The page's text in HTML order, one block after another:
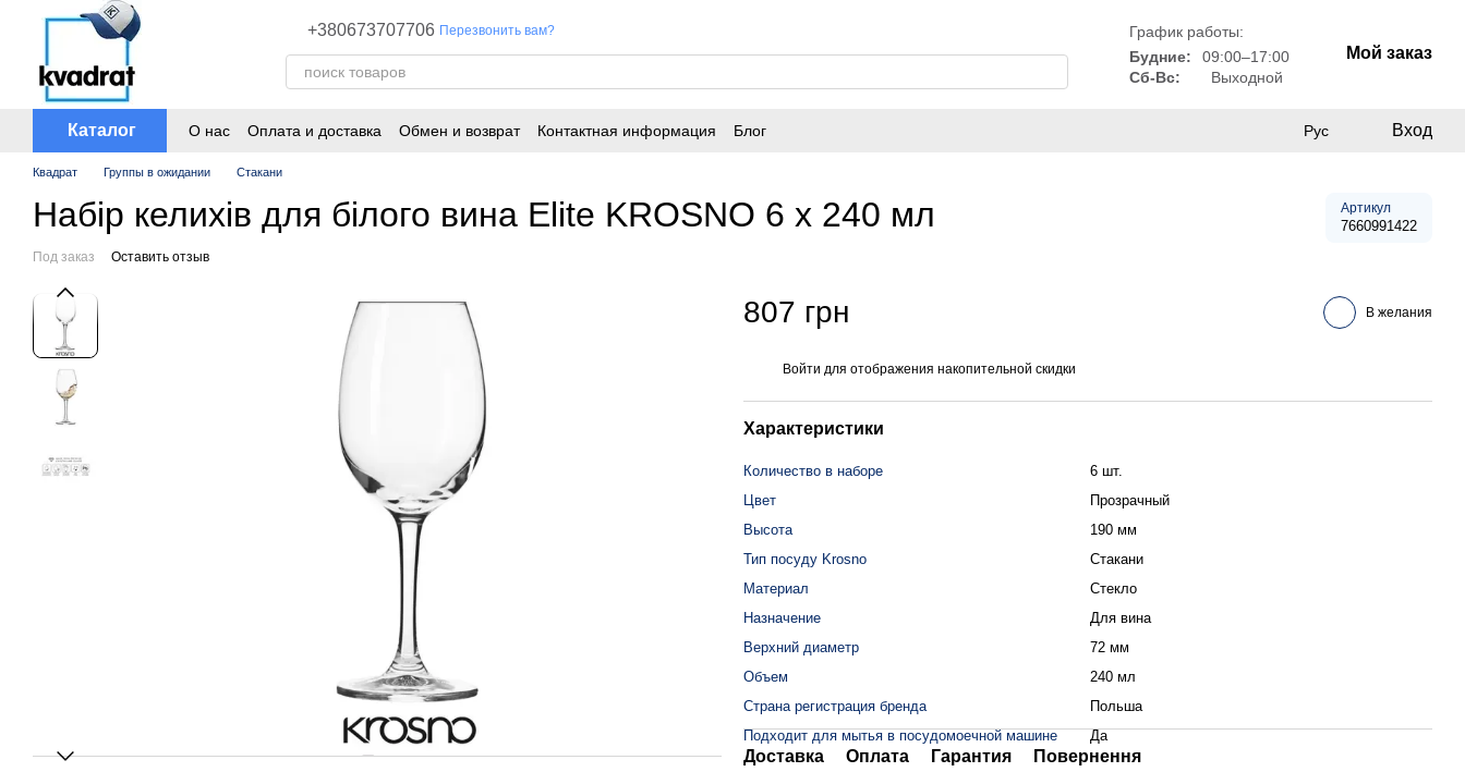
Перейти к основному контенту
+380673707706 Перезвонить вам?
График работы:
Будние:
09:00–17:00
Сб-Вс:
Выходной
Мой заказ
Каталог О нас Оплата и доставка Обмен и возврат Контактная информация Блог Рус Вход
Квадрат Группы в ожидании Стакани
Набір келихів для бiлого вина Elite KROSNO 6 x 240 мл Артикул
7660991422
Под заказ Оставить отзыв
807 грн В желания
Войти для отображения накопительной скидки
Характеристики
Количество в наборе
6 шт.
Цвет
Прозрачный
Высота
190 мм
Тип посуду Krosno
Стакани
Материал
Стекло
Назначение
Для вина
Верхний диаметр
72 мм
Объем
240 мл
Страна регистрация бренда
Польша
Подходит для мытья в посудомоечной машине
Да
Доставка Оплата Гарантия
Повернення